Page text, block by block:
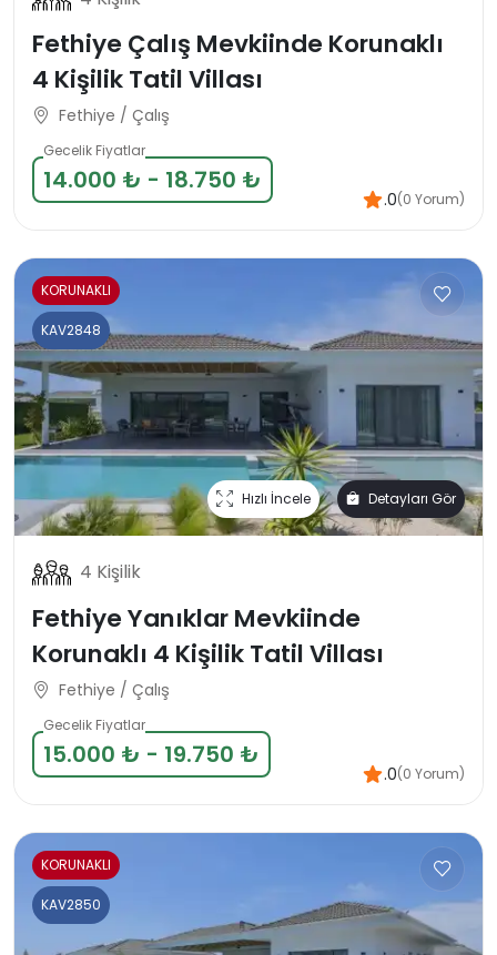
Fethiye Çalış Mevkiinde Korunaklı
4 Kişilik Tatil Villası
Fethiye / Çalış
Gecelik Fiyatlar
14.000 ₺ - 18.750 ₺
.0(0 Yorum)
KORUNAKLI
Hızlı İncele Detayları Gör
KAV2848
4 Kişilik
Fethiye Yanıklar Mevkiinde
Korunaklı 4 Kişilik Tatil Villası
Fethiye / Çalış
Gecelik Fiyatlar
15.000 ₺ - 19.750 ₺
.0(0 Yorum)
KORUNAKLI
KAV2850